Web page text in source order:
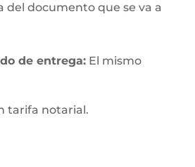
del documento que se va a
de entrega:El mismo
tarifa notarial.